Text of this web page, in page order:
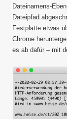
Dateinamens-
Dateipfad
Festplatte etwas
Chrome
es ab dafür – mit